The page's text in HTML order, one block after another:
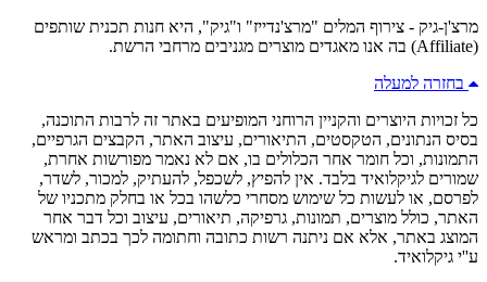
מרצ'ן-גיק - צירוף המלים "מרצ'נדייז" ו"גיק", היא חנות תכנית שותפים
(Affiliate) בה אנו מאגדים מוצרים מגניבים מרחבי הרשת.
בחזרה למעלה
כל זכויות היוצרים והקניין הרוחני המופיעים באתר זה לרבות התוכנה,
בסיס הנתונים, הטקסטים, התיאורים, עיצוב האתר, הקבצים הגרפיים,
התמונות, וכל חומר אחר הכלולים בו, אם לא נאמר מפורשות אחרת,
שמורים לגיקלואיד בלבד. אין להפיץ, לשכפל, להעתיק, למכור, לשדר,
לפרסם, או לעשות כל שימוש מסחרי כלשהו בכל או בחלק מתכניו של
האתר, כולל מוצרים, תמונות, גרפיקה, תיאורים, עיצוב וכל דבר אחר
המוצג באתר, אלא אם ניתנה רשות כתובה וחתומה לכך בכתב ומראש
ע''י גיקלואיד.